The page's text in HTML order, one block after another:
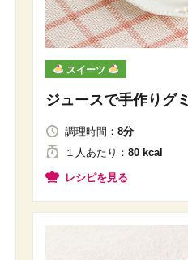
スイーツ
ジュースで手作りグミ
調理時間： 8分
１人 あたり ： 80 kcal
レシピを見る